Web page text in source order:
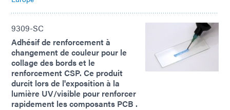
9309-SC
Adhésif de renforcement à
changement de couleur pour le
collage des bords et le
renforcement CSP. Ce produit
durcit lors de l'exposition à la
lumière UV/visible pour renforcer
rapidement les composants PCB .